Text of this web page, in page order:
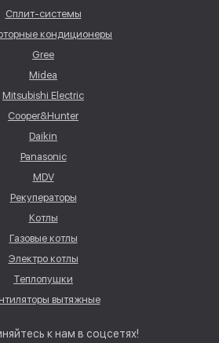
Сплит-системы
кондиционеры
Gree
Midea
Mitsubishi Electric
Cooper&Hunter
Daikin
Panasonic
MDV
Рекуператоры
Котлы
Газовые котлы
Электро котлы
Теплопушки
вытяжные
к нам в соцсетях!